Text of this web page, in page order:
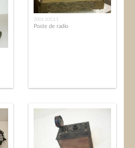
2001.1013.1
Poste de radio